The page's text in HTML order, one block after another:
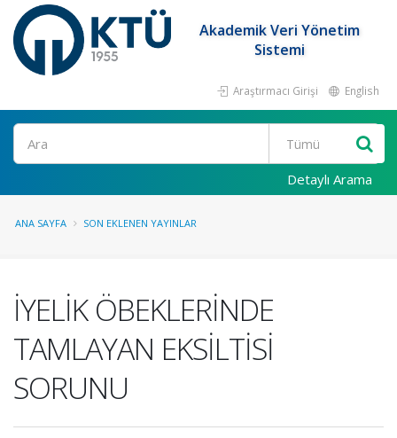
Akademik Veri Yönetim
Sistemi
Araştırmacı Girişi English
Ara
Detaylı Arama
ANA SAYFA SON EKLENEN YAYINLAR
İYELİK ÖBEKLERİNDE
TAMLAYAN EKSİLTİSİ
SORUNU